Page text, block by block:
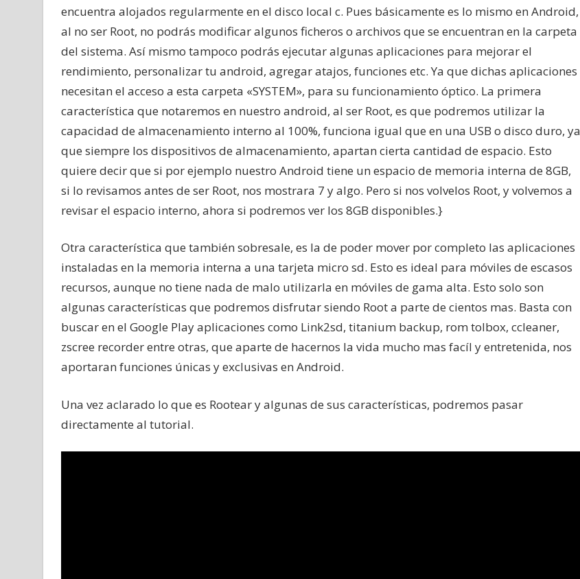
encuentra alojados regularmente en el disco local c. Pues básicamente es lo mismo en Android,
al no ser Root, no podrás modificar algunos ficheros o archivos que se encuentran en la carpeta
del sistema. Así mismo tampoco podrás ejecutar algunas aplicaciones para mejorar el
rendimiento, personalizar tu android, agregar atajos, funciones etc. Ya que dichas aplicaciones
necesitan el acceso a esta carpeta «SYSTEM», para su funcionamiento óptico. La primera
característica que notaremos en nuestro android, al ser Root, es que podremos utilizar la
capacidad de almacenamiento interno al 100%, funciona igual que en una USB o disco duro, ya
que siempre los dispositivos de almacenamiento, apartan cierta cantidad de espacio. Esto
quiere decir que si por ejemplo nuestro Android tiene un espacio de memoria interna de 8GB,
si lo revisamos antes de ser Root, nos mostrara 7 y algo. Pero si nos volvelos Root, y volvemos a
revisar el espacio interno, ahora si podremos ver los 8GB disponibles.}
Otra característica que también sobresale, es la de poder mover por completo las aplicaciones
instaladas en la memoria interna a una tarjeta micro sd. Esto es ideal para móviles de escasos
recursos, aunque no tiene nada de malo utilizarla en móviles de gama alta. Esto solo son
algunas características que podremos disfrutar siendo Root a parte de cientos mas. Basta con
buscar en el Google Play aplicaciones como Link2sd, titanium backup, rom tolbox, ccleaner,
zscree recorder entre otras, que aparte de hacernos la vida mucho mas facíl y entretenida, nos
aportaran funciones únicas y exclusivas en Android.
Una vez aclarado lo que es Rootear y algunas de sus características, podremos pasar
directamente al tutorial.